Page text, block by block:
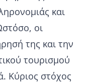
και
οι
της και την
τουρισμού
Κύριος στόχος